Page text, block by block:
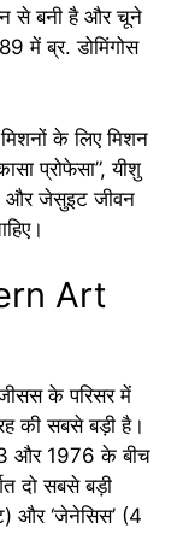
से बनी है और चूने
में ब्र. डोमिंगोस
मिशनों के लिए मिशन
प्रोफेसा”, यीशु
और जेसुइट जीवन
Art
के परिसर में
की सबसे बड़ी है।
और 1976 के बीच
दो सबसे बड़ी
और ‘जेनेसिस’ (4